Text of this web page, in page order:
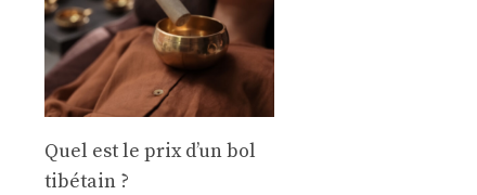
Quel est le prix d’un bol
tibétain ?